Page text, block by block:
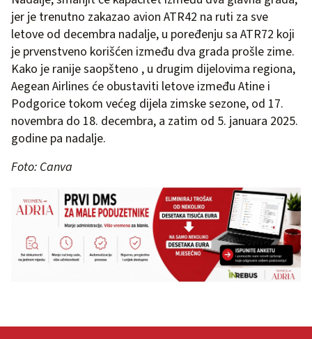
jer je trenutno zakazao avion ATR42 na ruti za sve
letove od decembra nadalje, u poređenju sa ATR72 koji
je prvenstveno korišćen između dva grada prošle zime.
Kako je ranije saopšteno , u drugim dijelovima regiona,
Aegean Airlines će obustaviti letove između Atine i
Podgorice tokom većeg dijela zimske sezone, od 17.
novembra do 18. decembra, a zatim od 5. januara 2025.
godine pa nadalje.
Foto: Canva